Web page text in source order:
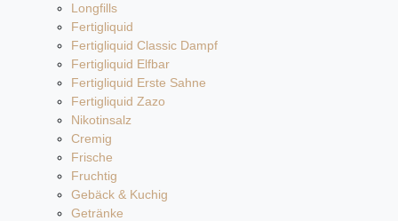
Longfills
Fertigliquid
Fertigliquid Classic Dampf
Fertigliquid Elfbar
Fertigliquid Erste Sahne
Fertigliquid Zazo
Nikotinsalz
Cremig
Frische
Fruchtig
Gebäck & Kuchig
Getränke